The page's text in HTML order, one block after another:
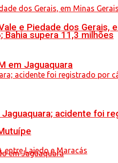
supera 11,3 milhões
acidente foi
e Piedade dos Gerais,
em Jaguaquara